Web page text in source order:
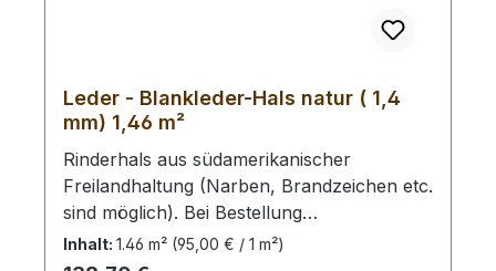
Leder - Blankleder-Hals natur ( 1,4
mm) 1,46 m²
Rinderhals aus südamerikanischer
Freilandhaltung (Narben, Brandzeichen etc.
sind möglich). Bei Bestellung
von diesem Stück erhalten Sie ein
1,46 m² großes Leder. Das Kernstück ist
Inhalt: 1.46 m² (95,00 € / 1 m²)